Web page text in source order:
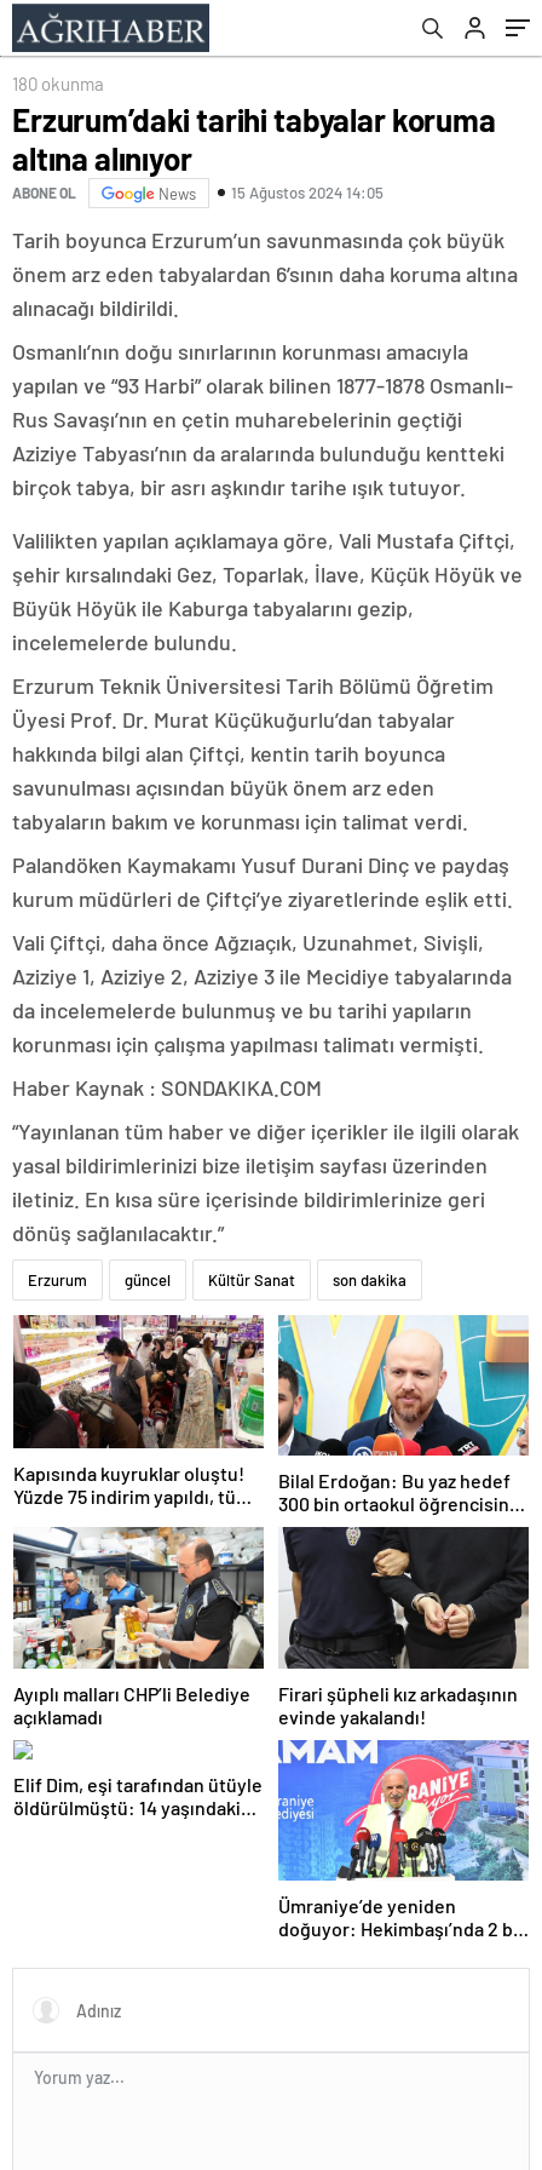
180 okunma
Erzurum’daki tarihi tabyalar koruma
altına alınıyor
ABONE OL News 15 Ağustos 2024 14:05
Tarih boyunca Erzurum’un savunmasında çok büyük
önem arz eden tabyalardan 6’sının daha koruma altına
alınacağı bildirildi.
Osmanlı’nın doğu sınırlarının korunması amacıyla
yapılan ve “93 Harbi” olarak bilinen 1877-1878 Osmanlı-
Rus Savaşı’nın en çetin muharebelerinin geçtiği
Aziziye Tabyası’nın da aralarında bulunduğu kentteki
birçok tabya, bir asrı aşkındır tarihe ışık tutuyor.
Valilikten yapılan açıklamaya göre, Vali Mustafa Çiftçi,
şehir kırsalındaki Gez, Toparlak, İlave, Küçük Höyük ve
Büyük Höyük ile Kaburga tabyalarını gezip,
incelemelerde bulundu.
Erzurum Teknik Üniversitesi Tarih Bölümü Öğretim
Üyesi Prof. Dr. Murat Küçükuğurlu’dan tabyalar
hakkında bilgi alan Çiftçi, kentin tarih boyunca
savunulması açısından büyük önem arz eden
tabyaların bakım ve korunması için talimat verdi.
Palandöken Kaymakamı Yusuf Durani Dinç ve paydaş
kurum müdürleri de Çiftçi’ye ziyaretlerinde eşlik etti.
Vali Çiftçi, daha önce Ağzıaçık, Uzunahmet, Sivişli,
Aziziye 1, Aziziye 2, Aziziye 3 ile Mecidiye tabyalarında
da incelemelerde bulunmuş ve bu tarihi yapıların
korunması için çalışma yapılması talimatı vermişti.
Haber Kaynak : SONDAKIKA.COM
“Yayınlanan tüm haber ve diğer içerikler ile ilgili olarak
yasal bildirimlerinizi bize iletişim sayfası üzerinden
iletiniz. En kısa süre içerisinde bildirimlerinize geri
dönüş sağlanılacaktır.”
Erzurum güncel Kültür Sanat son dakika
Kapısında kuyruklar oluştu!
Yüzde 75 indirim yapıldı, tüm
Bilal Erdoğan: Bu yaz hedef
300 bin ortaokul öğrencisini
yaz okullarında ağırlamak
Ayıplı malları CHP’li Belediye
açıklamadı
Firari şüpheli kız arkadaşının
evinde yakalandı!
Elif Dim, eşi tarafından ütüyle
öldürülmüştü: 14 yaşındaki
Ümraniye’de yeniden
doğuyor: Hekimbaşı’nda 2 bin
konut